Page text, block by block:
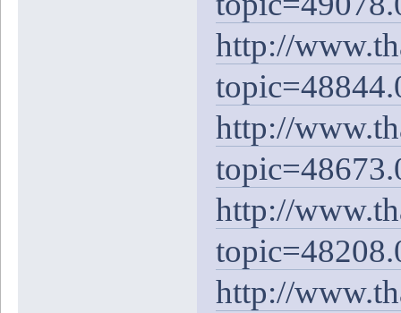
http://
http://
http://
http://